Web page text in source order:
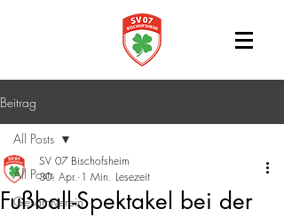
Beitrag
All Posts
Gesamtverein
All Posts
Fußball-Spektakel bei der
SV 07 Bischofsheim
30. Apr. 1 Min. Lesezeit